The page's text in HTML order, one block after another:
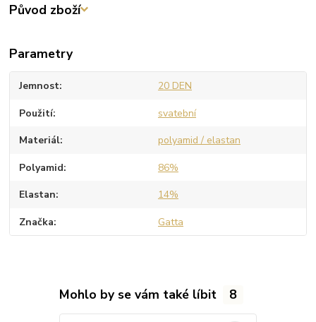
Původ zboží
Parametry
Jemnost 20 DEN
Použití svatební
Materiál polyamid / elastan
Polyamid 86%
Elastan 14%
Značka Gatta
Mohlo by se vám také líbit 8